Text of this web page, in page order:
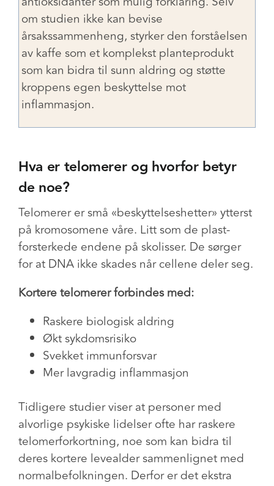
om studien ikke kan bevise
årsakssammenheng, styrker den forståelsen
av kaffe som et komplekst planteprodukt
som kan bidra til sunn aldring og støtte
kroppens egen beskyttelse mot
inflammasjon.
Hva er telomerer og hvorfor betyr
de noe?
Telomerer er små «beskyttelseshetter» ytterst
på kromosomene våre. Litt som de plast-
forsterkede endene på skolisser. De sørger
for at DNA ikke skades når cellene deler seg.
Kortere telomerer forbindes med:
Raskere biologisk aldring
Økt sykdomsrisiko
Svekket immunforsvar
Mer lavgradig inflammasjon
Tidligere studier viser at personer med
alvorlige psykiske lidelser ofte har raskere
telomerforkortning, noe som kan bidra til
deres kortere levealder sammenlignet med
normalbefolkningen. Derfor er det ekstra